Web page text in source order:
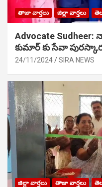
తాజా వార్తలు జిల్లా వార్తలు
Advocate
కుమార్ కు సేవా
24/11/2024 SIRA NEWS
జిల్లా వార్తలు తాజా వార్తలు